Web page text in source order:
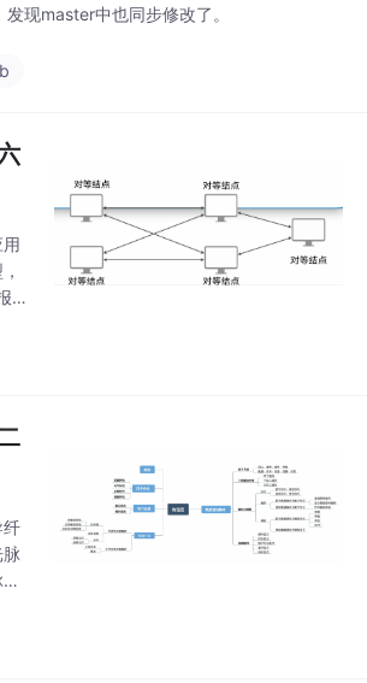
包
项
现master中也同步修改了。
文
S
本
纤